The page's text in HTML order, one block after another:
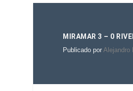
MIRAMAR 3 – 0
Publicado porAlejandro